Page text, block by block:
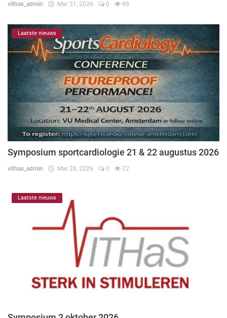
vithas_admin Mar 31, 2026 0 99
Laatste nieuws
Symposium sportcardiologie 21 & 22 augustus 2026
vithas_admin Mar 28, 2026 0 22
Laatste nieuws